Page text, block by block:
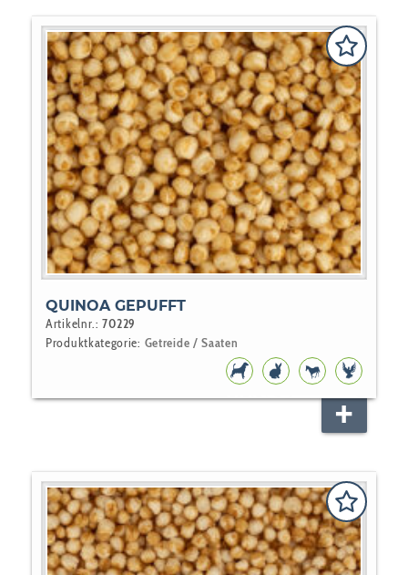
QUINOA GEPUFFT
Artikelnr.:70229
Produktkategorie: Getreide / Saaten
HUNDEFUTTER
NAGERPFERDVOGEL